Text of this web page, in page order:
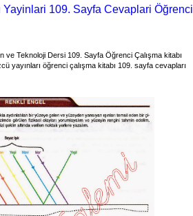
109. Sayfa Cevaplari Öğrenci
ve Teknoloji Dersi 109. Sayfa Öğrenci Çalışma kitabı
yayınları öğrenci çalışma kitabı 109. sayfa cevapları